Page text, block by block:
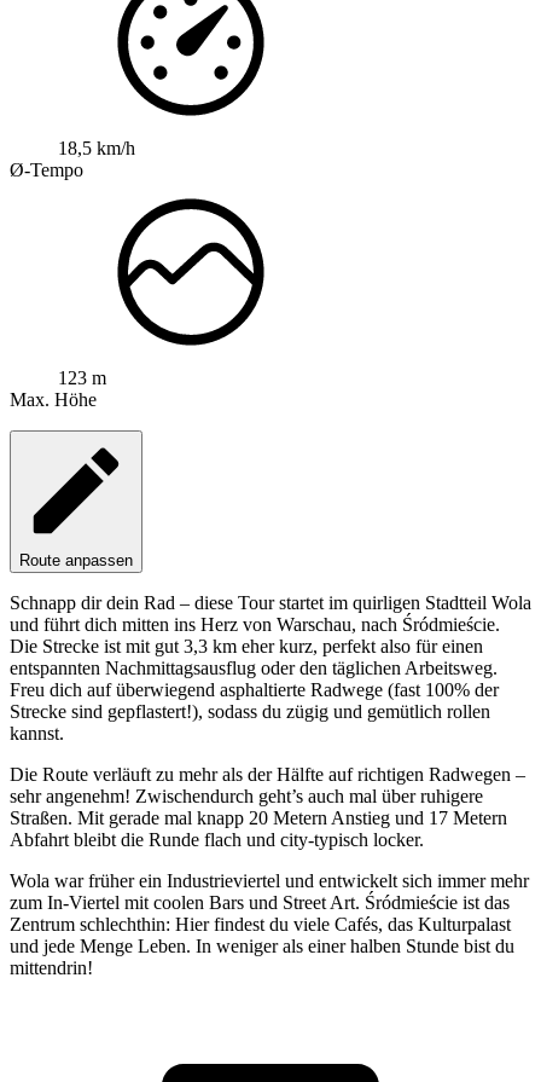
18,5 km/h
Ø-Tempo
123 m
Max. Höhe
Route anpassen
Schnapp dir dein Rad – diese Tour startet im quirligen Stadtteil Wola
und führt dich mitten ins Herz von Warschau, nach Śródmieście.
Die Strecke ist mit gut 3,3 km eher kurz, perfekt also für einen
entspannten Nachmittagsausflug oder den täglichen Arbeitsweg.
Freu dich auf überwiegend asphaltierte Radwege (fast 100% der
Strecke sind gepflastert!), sodass du zügig und gemütlich rollen
kannst.
Die Route verläuft zu mehr als der Hälfte auf richtigen Radwegen –
sehr angenehm! Zwischendurch geht’s auch mal über ruhigere
Straßen. Mit gerade mal knapp 20 Metern Anstieg und 17 Metern
Abfahrt bleibt die Runde flach und city-typisch locker.
Wola war früher ein Industrieviertel und entwickelt sich immer mehr
zum In-Viertel mit coolen Bars und Street Art. Śródmieście ist das
Zentrum schlechthin: Hier findest du viele Cafés, das Kulturpalast
und jede Menge Leben. In weniger als einer halben Stunde bist du
mittendrin!